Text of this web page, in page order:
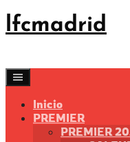
Saltar
al
lfcmadrid
Inicio
PREMIER
PREMIER